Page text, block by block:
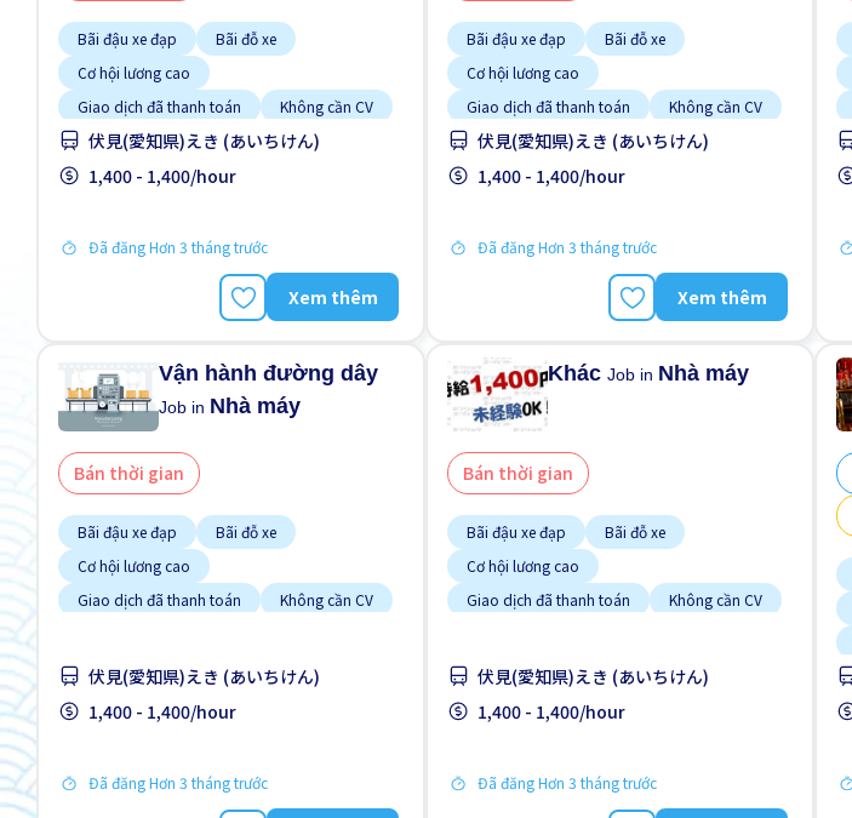
Bãi đậu xe đạp
Bãi đỗ xe
Cơ hội lương cao
Giao dịch đã thanh toán
Không cần CV
Không cần kinh nghiệm
Lao động người nước ngoài
Tạm ứng lương
伏見(愛知県)えき (あいちけん)
1,400 - 1,400/hour
Đã đăng Hơn 3 tháng trước
Xem thêm
Bãi đậu xe đạp
Bãi đỗ xe
Cơ hội lương cao
Giao dịch đã thanh toán
Không cần CV
Không cần kinh nghiệm
Lao động người nước ngoài
Tạm ứng lương
伏見(愛知県)えき (あいちけん)
1,400 - 1,400/hour
Đã đăng Hơn 3 tháng trước
Xem thêm
Vận hành đường dây
Job in Nhà máy
Bán thời gian
Bãi đậu xe đạp
Bãi đỗ xe
Cơ hội lương cao
Giao dịch đã thanh toán
Không cần CV
Lao động người nước ngoài
Tạm ứng lương
伏見(愛知県)えき (あいちけん)
1,400 - 1,400/hour
Đã đăng Hơn 3 tháng trước
KhácJob in Nhà máy
Bán thời gian
Bãi đậu xe đạp
Bãi đỗ xe
Cơ hội lương cao
Giao dịch đã thanh toán
Không cần CV
Trả hàng ngày
Ưu tiên nam giới
伏見(愛知県)えき (あいちけん)
1,400 - 1,400/hour
Đã đăng Hơn 3 tháng trước